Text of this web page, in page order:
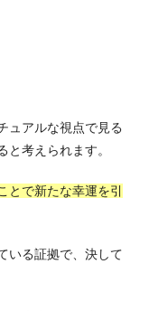
ュアルな視点で見る
と考えられます。
とで新たな幸運を引
いる証拠で、決して